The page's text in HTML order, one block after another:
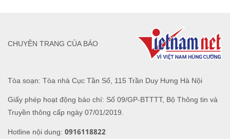
Tòa soạn: Tòa nhà Cục Tần Số, 115 Trần Duy Hưng Hà Nội
Giấy phép hoạt động báo chí: Số 09/GP-BTTTT, Bộ Thông tin và
Truyền thông cấp ngày 07/01/2019.
Hotline nội dung: 0916118822
CHUYÊN TRANG CỦA BÁO